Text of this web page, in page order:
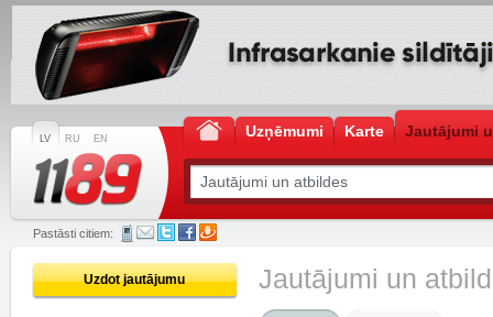
LV RU EN Uzņēmumi Karte Jautājumi
Pastāsti citiem:
Uzdot jautājumu Jautājumi un